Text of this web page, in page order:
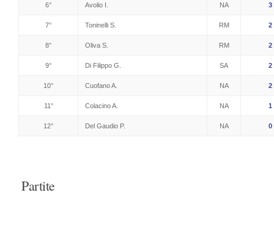
6° Avolio I. NA 3
7° Toninelli S. RM 2
8° Oliva S. RM 2
9° Di Filippo G. SA 2
10° Cuofano A. NA 2
11° Colacino A. NA 1
12° Del Gaudio P. NA 0
Partite